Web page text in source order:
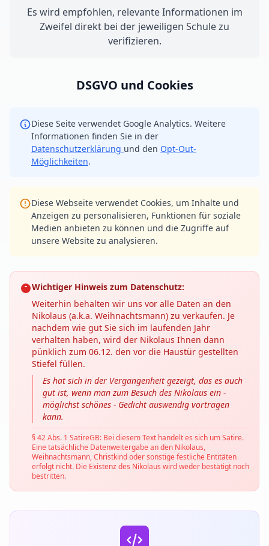
Es wird empfohlen, relevante Informationen im
Zweifel direkt bei der jeweiligen Schule zu
verifizieren.
DSGVO und Cookies
Diese Seite verwendet Google Analytics. Weitere
Informationen finden Sie in der
Datenschutzerklärung und den Opt-Out-
Möglichkeiten.
Diese Webseite verwendet Cookies, um Inhalte und
Anzeigen zu personalisieren, Funktionen für soziale
Medien anbieten zu können und die Zugriffe auf
unsere Website zu analysieren.
Wichtiger Hinweis zum Datenschutz:
Weiterhin behalten wir uns vor alle Daten an den
Nikolaus (a.k.a. Weihnachtsmann) zu verkaufen. Je
nachdem wie gut Sie sich im laufenden Jahr
verhalten haben, wird der Nikolaus Ihnen dann
pünklich zum 06.12. den vor die Haustür gestellten
Stiefel füllen.
Es hat sich in der Vergangenheit gezeigt, das es auch
gut ist, wenn man zum Besuch des Nikolaus ein -
möglichst schönes - Gedicht auswendig vortragen
kann.
§ 42 Abs. 1 SatireGB: Bei diesem Text handelt es sich um Satire.
Eine tatsächliche Datenweitergabe an den Nikolaus,
Weihnachtsmann, Christkind oder sonstige festliche Entitäten
erfolgt nicht. Die Existenz des Nikolaus wird weder bestätigt noch
bestritten.